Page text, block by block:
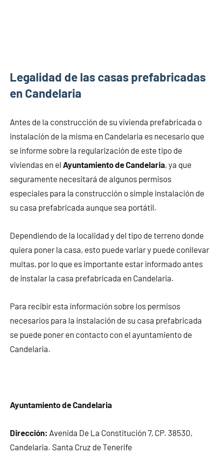
Legalidad de las casas prefabricadas
en Candelaria
Antes de la construcción de su vivienda prefabricada o
instalación de la misma en Candelaria es necesario que
se informe sobre la regularización de este tipo de
viviendas en el Ayuntamiento de Candelaria, ya que
seguramente necesitará de algunos permisos
especiales para la construcción o simple instalación de
su casa prefabricada aunque sea portátil.
Dependiendo de la localidad y del tipo de terreno donde
quiera poner la casa, esto puede variar y puede conllevar
multas, por lo que es importante estar informado antes
de instalar la casa prefabricada en Candelaria.
Para recibir esta información sobre los permisos
necesarios para la instalación de su casa prefabricada
se puede poner en contacto con el ayuntamiento de
Candelaria.
Ayuntamiento de Candelaria
Dirección: Avenida De La Constitución 7, CP. 38530,
Candelaria. Santa Cruz de Tenerife